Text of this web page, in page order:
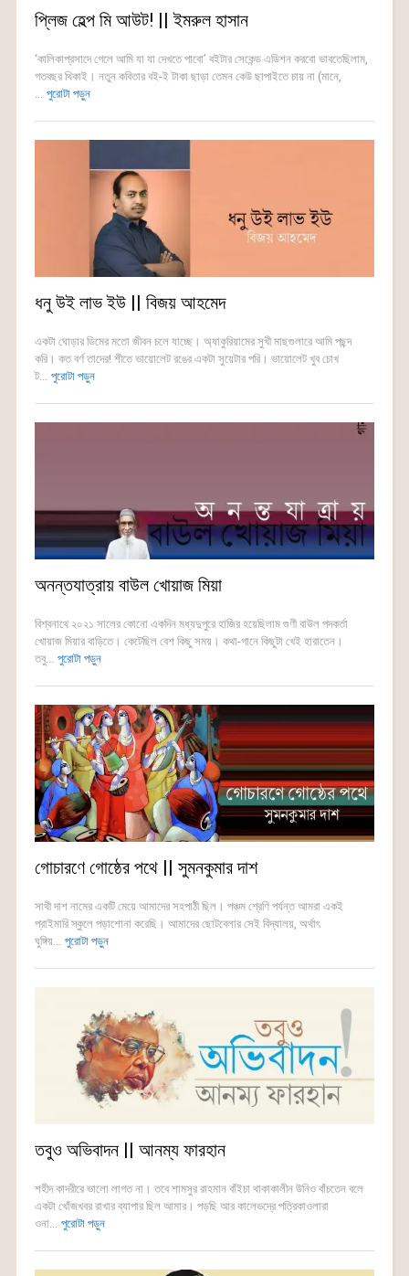
প্লিজ হেল্প মি আউট! || ইমরুল হাসান
‘কালিকাপ্রসাদে গেলে আমি যা যা দেখতে পাবো’ বইটার সেকেন্ড এডিশন করবো ভাবতেছিলাম,
গতবছর থিকাই। নতুন কবিতার বই-ই টাকা ছাড়া তেমন কেউ ছাপাইতে চায় না (মানে,
... পুরোটা পড়ুন
ধনু উই লাভ ইউ || বিজয় আহমেদ
একটা ঘোড়ার ডিমের মতো জীবন চলে যাচ্ছে। অ্যাকুরিয়ামের সুখী মাছগুলারে আমি পছন্দ
করি। কত বর্ণ তাদের! শীতে ভায়োলেট রঙের একটা সুয়েটার পরি। ভায়োলেট খুব চোখ
ট... পুরোটা পড়ুন
অনন্তযাত্রায় বাউল খোয়াজ মিয়া
বিশ্বনাথে ২০২১ সালের কোনো একদিন মধ্যদুপুরে হাজির হয়েছিলাম গুণী বাউল পদকর্তা
খোয়াজ মিয়ার বাড়িতে। কেটেছিল বেশ কিছু সময়। কথা-গানে কিছুটা খেই হারাতেন।
তবু... পুরোটা পড়ুন
গোচারণে গোষ্ঠের পথে || সুমনকুমার দাশ
সাথী দাশ নামের একটি মেয়ে আমাদের সহপাঠী ছিল। পঞ্চম শ্রেণি পর্যন্ত আমরা একই
প্রাইমারি স্কুলে পড়াশোনা করেছি। আমাদের ছোটবেলার সেই বিদ্যালয়, অর্থাৎ
ঘুঙ্গিয়... পুরোটা পড়ুন
তবুও অভিবাদন || আনম্য ফারহান
শহীদ কাদরীরে ভালো লাগত না। তবে শামসুর রাহমান বাঁইচা থাকাকালীন উনিও বাঁচতেন বলে
একটা খোঁজখবর রাখার ব্যাপার ছিল আমার। পড়ছি আর কালেভদ্রে পত্রিকাওলারা
ওনা... পুরোটা পড়ুন